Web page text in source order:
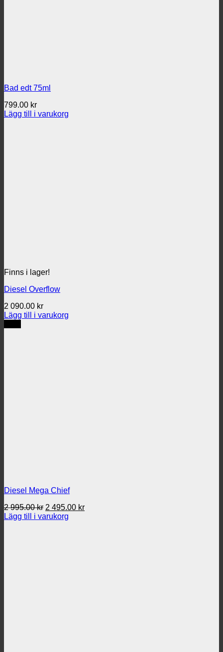
Bad edt 75ml
799.00 kr
Lägg till i varukorg
Finns i lager!
Diesel Overflow
2 090.00 kr
Lägg till i varukorg
Diesel Mega Chief
2 995.00kr Det
ursprungliga
2 495.00 krDet
Lägg till i varukorg